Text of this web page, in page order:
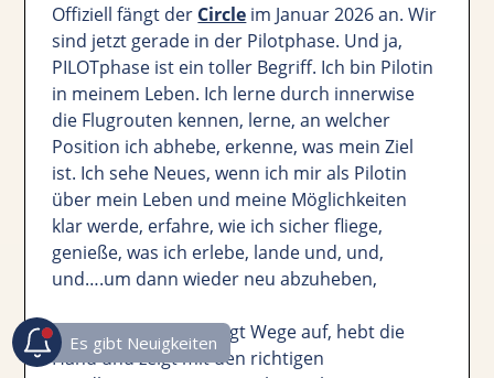
Offiziell fängt der Circle im Januar 2026 an. Wir
sind jetzt gerade in der Pilotphase. Und ja,
PILOTphase ist ein toller Begriff. Ich bin Pilotin
in meinem Leben. Ich lerne durch innerwise
die Flugrouten kennen, lerne, an welcher
Position ich abhebe, erkenne, was mein Ziel
ist. Ich sehe Neues, wenn ich mir als Pilotin
über mein Leben und meine Möglichkeiten
klar werde, erfahre, wie ich sicher fliege,
genieße, was ich erlebe, lande und, und,
und….um dann wieder neu abzuheben,
Der Fluglotse Uwe zeigt Wege auf, hebt die
Hand und zeigt mit den richtigen